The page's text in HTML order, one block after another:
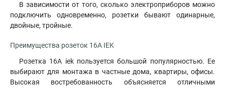
В зависимости от того, сколько электроприборов можно
подключить одновременно, розетки бывают одинарные,
двойные, тройные.
Преимущества розеток 16А IEK
Розетка 16А iek пользуется большой популярностью. Ее
выбирают для монтажа в частные дома, квартиры, офисы.
Высокая востребованность объясняется отличными